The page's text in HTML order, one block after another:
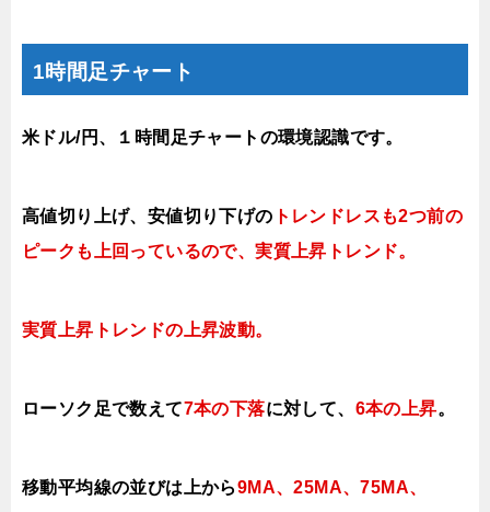
1時間足チャート
米ドル/円、１時間足チャートの環境認識です。
高値切り上げ、安値切り下げの トレンドレスも2つ前の
ピークも上回っているので、実質上昇トレンド。
実質上昇トレンドの上昇波動。
ローソク足で数えて7本の下落に対して、 6本の上昇。
移動平均線の並びは上から9MA、25MA、75MA、